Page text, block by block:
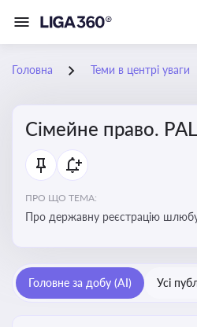
Головна Теми в центрі уваги
Сімейне право.
ПРО ЩО ТЕМА:
Про державну реєстрацію
прийомну сім’ю, визнання
позбавлення батьківських прав,
Головне за добу (AI) Усі